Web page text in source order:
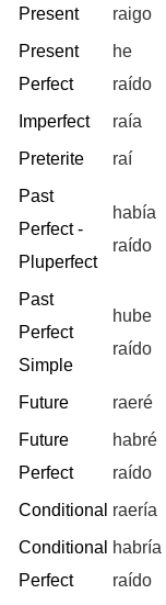
Present raigo
Present
Perfect
he
raído
Imperfect raía
Preterite
raí
Past
Perfect -
Pluperfect
había
raído
Past
Perfect
Simple
hube
raído
Future raeré
Future
Perfect
habré
raído
Conditional raería
Conditional
Perfect
habría
raído